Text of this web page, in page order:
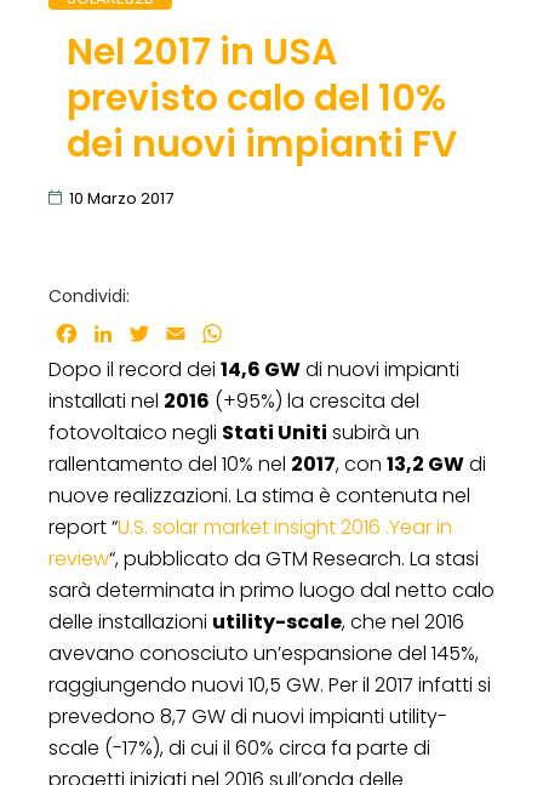
Nel 2017 in USA
previsto calo del 10%
dei nuovi impianti FV
10 Marzo 2017
Condividi:
Facebook
LinkedInTwitter
Email
Dopo il record dei 14,6 GWdi nuovi impianti
installati nel 2016 (+95%) la crescita del
fotovoltaico negli Stati Uniti subirà un
rallentamento del 10% nel 2017, con 13,2 GWdi
nuove realizzazioni. La stima è contenuta nel
report “U.S. solar market insight 2016 .Year in
review“, pubblicato da GTM Research. La stasi
sarà determinata in primo luogo dal netto calo
delle installazioni utility-scale, che nel 2016
avevano conosciuto un’espansione del 145%,
raggiungendo nuovi 10,5 GW. Per il 2017 infatti si
prevedono 8,7 GW di nuovi impianti utility-
scale (-17%), di cui il 60% circa fa parte di
progetti iniziati nel 2016 sull’onda delle